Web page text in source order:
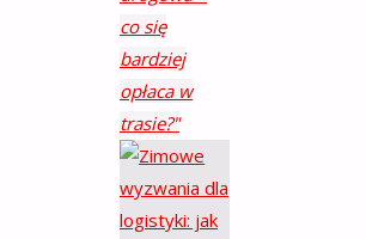
co się
bardziej
opłaca w
trasie?"